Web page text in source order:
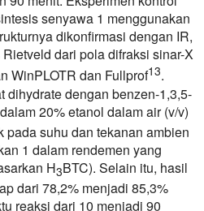
senyawa 1 menggunakan
dikonfirmasi dengan IR,
dari pola difraksi sinar-X
WinPLOTR dan Fullprof13.
dihydrate dengan benzen-1,3,5-
20% etanol dalam air (v/v)
suhu dan tekanan ambien
1 dalam rendemen yang
H3BTC). Selain itu, hasil
dari 78,2% menjadi 85,3%
reaksi dari 10 menjadi 90